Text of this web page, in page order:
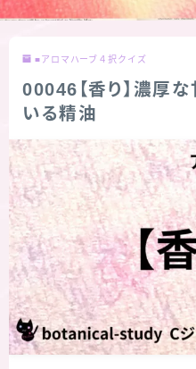
秘密部屋
公式ウェブサイト『
Cジャスミン瑠璃地楽の
プロフィール
アロマハーブアンケート
■アロマハーブ４択クイズ
00046【香り】濃厚
いる精油